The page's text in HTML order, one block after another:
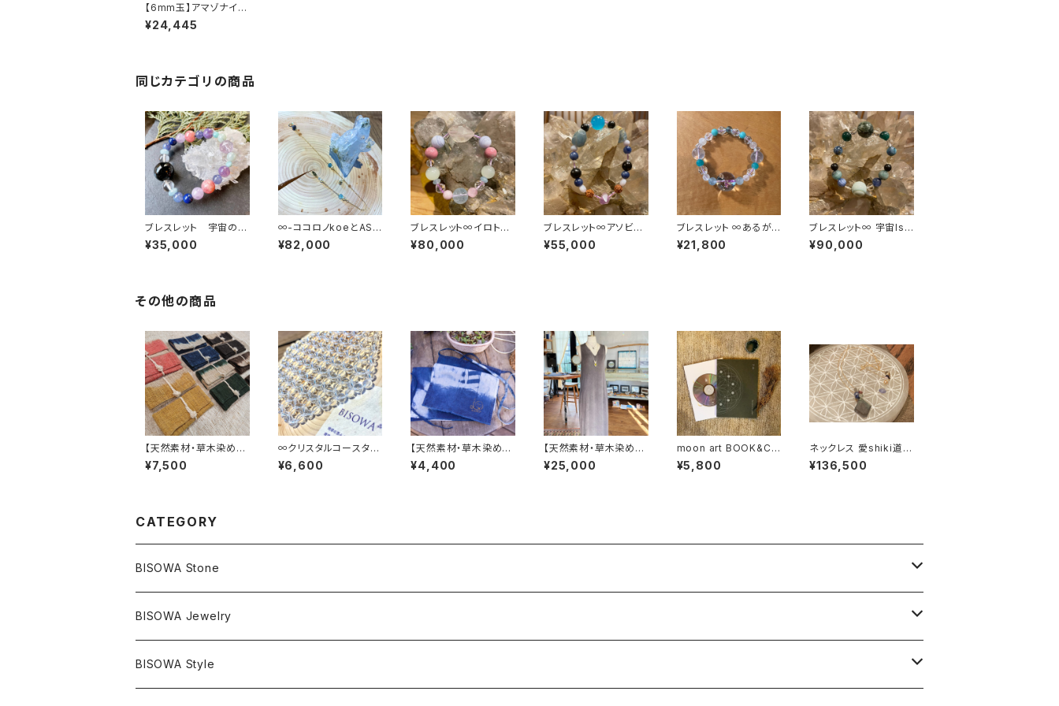
【6mm玉】アマゾナイト
シリカ源ブレスレット
¥24,445
同じカテゴリの商品
ブレスレット 宇宙の果
実タチとアソボウ
¥35,000
∞-ココロノkoeとASO
BO宇-∞
¥82,000
ブレスレット∞イロトリ
ドリノ天使とウタッテオ
ドロウ♪∞
¥80,000
ブレスレット∞アソビの
kamigamiと共にイキ
ヲシテ∞
¥55,000
ブレスレット ∞あるがま
まのココロのMEをヒラ
ク∞
¥21,800
ブレスレット∞ 宇宙Ishi
kiとバランスと共に∞
¥90,000
その他の商品
【天然素材・草木染め】
財布 ワイルドヘンプ
¥7,500
∞クリスタルコースター
∞
¥6,600
【天然素材・草木染め】
フンドシ
¥4,400
【天然素材・草木染め】
ノースリーブワンピー
ス バンブー
¥25,000
moon art BOOK&CD
- Akira Ikeda（CD）
¥5,800
ネックレス 愛shiki道ノ
shirube
¥136,500
CATEGORY
BISOWA Stone
マスタークリスタル / 水晶
エレスチャル
石の種類別
BISOWA Jewelry
ネックレス／ペンダント
BISOWA Style